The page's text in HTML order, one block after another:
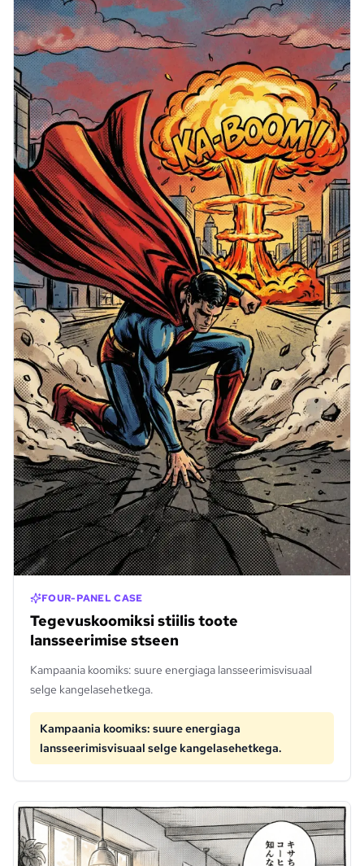
FOUR-PANEL CASE
Tegevuskoomiksi stiilis toote
lansseerimise stseen
Kampaania koomiks: suure energiaga lansseerimisvisuaal
selge kangelasehetkega.
Kampaania koomiks: suure energiaga
lansseerimisvisuaal selge kangelasehetkega.